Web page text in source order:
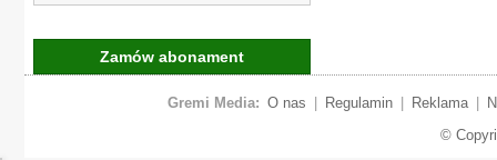
Zamów abonament
Gremi Media: O nas Regulamin Reklama
©